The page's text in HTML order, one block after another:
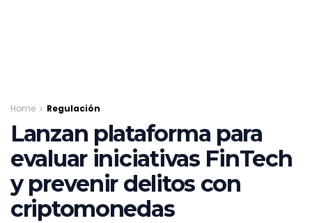
Home Regulación
Lanzan plataforma para
evaluar iniciativas FinTech
y prevenir delitos con
criptomonedas